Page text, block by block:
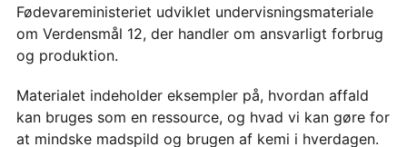
Fødevareministeriet udviklet undervisningsmateriale
om Verdensmål 12, der handler om ansvarligt forbrug
og produktion.
Materialet indeholder eksempler på, hvordan affald
kan bruges som en ressource, og hvad vi kan gøre for
at mindske madspild og brugen af kemi i hverdagen.